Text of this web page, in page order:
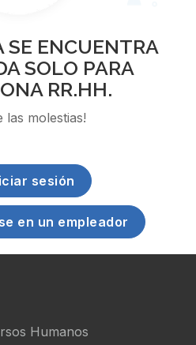
SE ENCUENTRA
SOLO PARA
RR.HH.
las molestias!
sesión
en un empleador
Humanos